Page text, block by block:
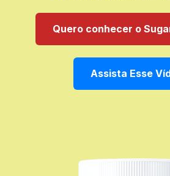
Quero conhecer o
Assista Esse